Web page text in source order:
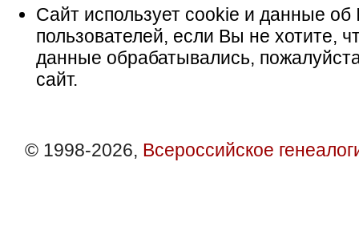
Сайт использует cookie и данные об
пользователей, если Вы не хотите,
данные обрабатывались,
сайт.
© 1998-2026, Всероссийское